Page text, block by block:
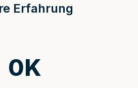
Erfahrung
0K